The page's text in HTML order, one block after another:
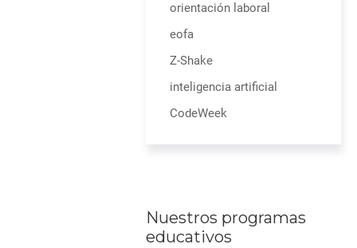
orientación laboral
eofa
Z-Shake
inteligencia artificial
CodeWeek
Nuestros programas
educativos